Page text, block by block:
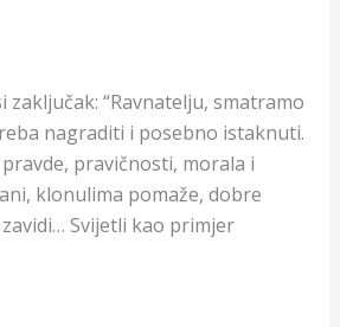
zaključak: “Ravnatelju, smatramo
nagraditi i posebno istaknuti.
pravičnosti, morala i
klonulima pomaže, dobre
Svijetli kao primjer